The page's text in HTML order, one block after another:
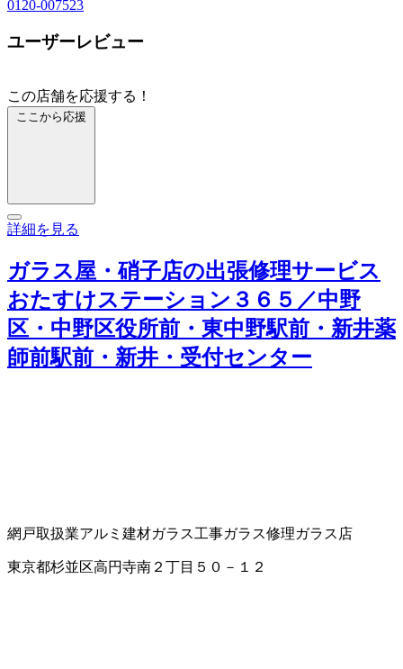
0120-007523
ユーザーレビュー
この店舗を応援する！
ここから応援
詳細を見る
ガラス屋・硝子店の出張修理サービス
おたすけステーション３６５／中野
区・中野区役所前・東中野駅前・新井薬
師前駅前・新井・受付センター
網戸取扱業アルミ建材ガラス工事ガラス修理ガラス店
東京都杉並区高円寺南２丁目５０－１２